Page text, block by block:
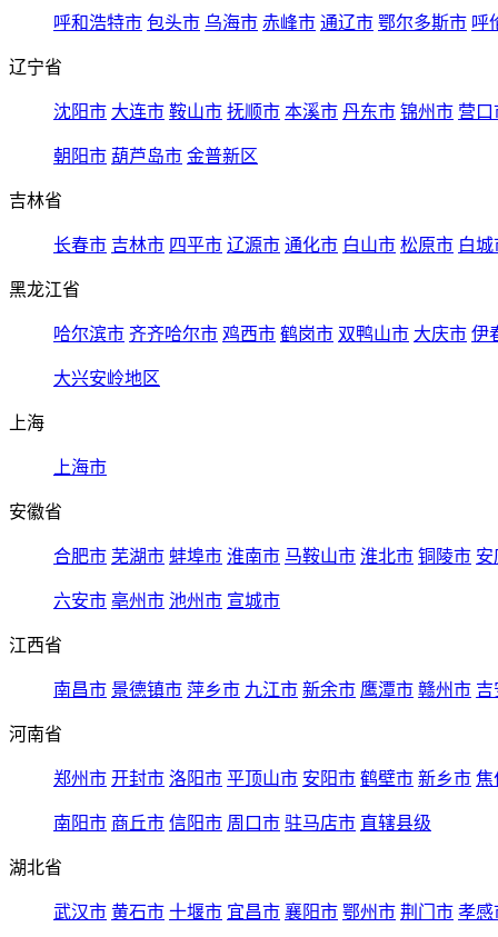
呼和浩特市 包头市 乌海市 赤峰市 通辽市 鄂尔多斯市 呼
辽宁省
沈阳市 大连市 鞍山市 抚顺市 本溪市 丹东市 锦州市 营口
朝阳市 葫芦岛市 金普新区
吉林省
长春市 吉林市 四平市 辽源市 通化市 白山市 松原市 白城
黑龙江省
哈尔滨市 齐齐哈尔市 鸡西市 鹤岗市 双鸭山市 大庆市 伊
大兴安岭地区
上海
上海市
安徽省
合肥市 芜湖市 蚌埠市 淮南市 马鞍山市 淮北市 铜陵市 安
六安市 亳州市 池州市 宣城市
江西省
南昌市 景德镇市 萍乡市 九江市 新余市 鹰潭市 赣州市 吉
河南省
郑州市 开封市 洛阳市 平顶山市 安阳市 鹤壁市 新乡市 焦
南阳市 商丘市 信阳市 周口市 驻马店市 直辖县级
湖北省
武汉市 黄石市 十堰市 宜昌市 襄阳市 鄂州市 荆门市 孝感